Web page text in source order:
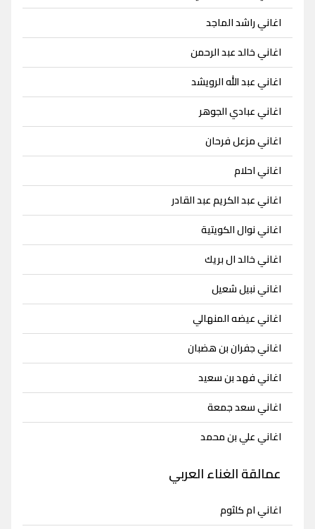
اغاني راشد الماجد
اغاني خالد عبد الرحمن
اغاني عبد الله الرويشد
اغاني عبادي الجوهر
اغاني مزعل فرحان
اغاني احلام
اغاني عبد الكريم عبد القادر
اغاني نوال الكويتية
اغاني خالد ال بريك
اغاني نبيل شعيل
اغاني عيضه المنهالي
اغاني جفران بن هضبان
اغاني فهد بن سعيد
اغاني سعد جمعة
اغاني علي بن محمد
عمالقة الغناء العربي
اغاني ام كلثوم